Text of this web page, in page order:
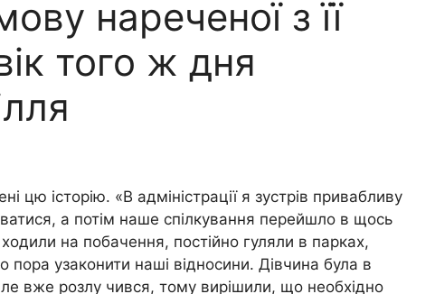
нареченої з її
того ж дня
цю історію. «В адміністрації я зустрів привабливу
а потім наше спілкування перейшло в щось
на побачення, постійно гуляли в парках,
пора узаконити наші відносини. Дівчина була в
вже розлу чився, тому вирішили, що необхідно